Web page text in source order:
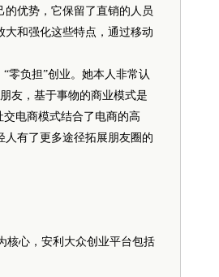
优势，它保留了直销的人员
和强化这些特点，通过移动
负担”创业。她本人非常认
友，基于事物的商业模式是
电商模式结合了电商的高
有了更多途径拓展朋友圈的
心，安利大众创业平台包括